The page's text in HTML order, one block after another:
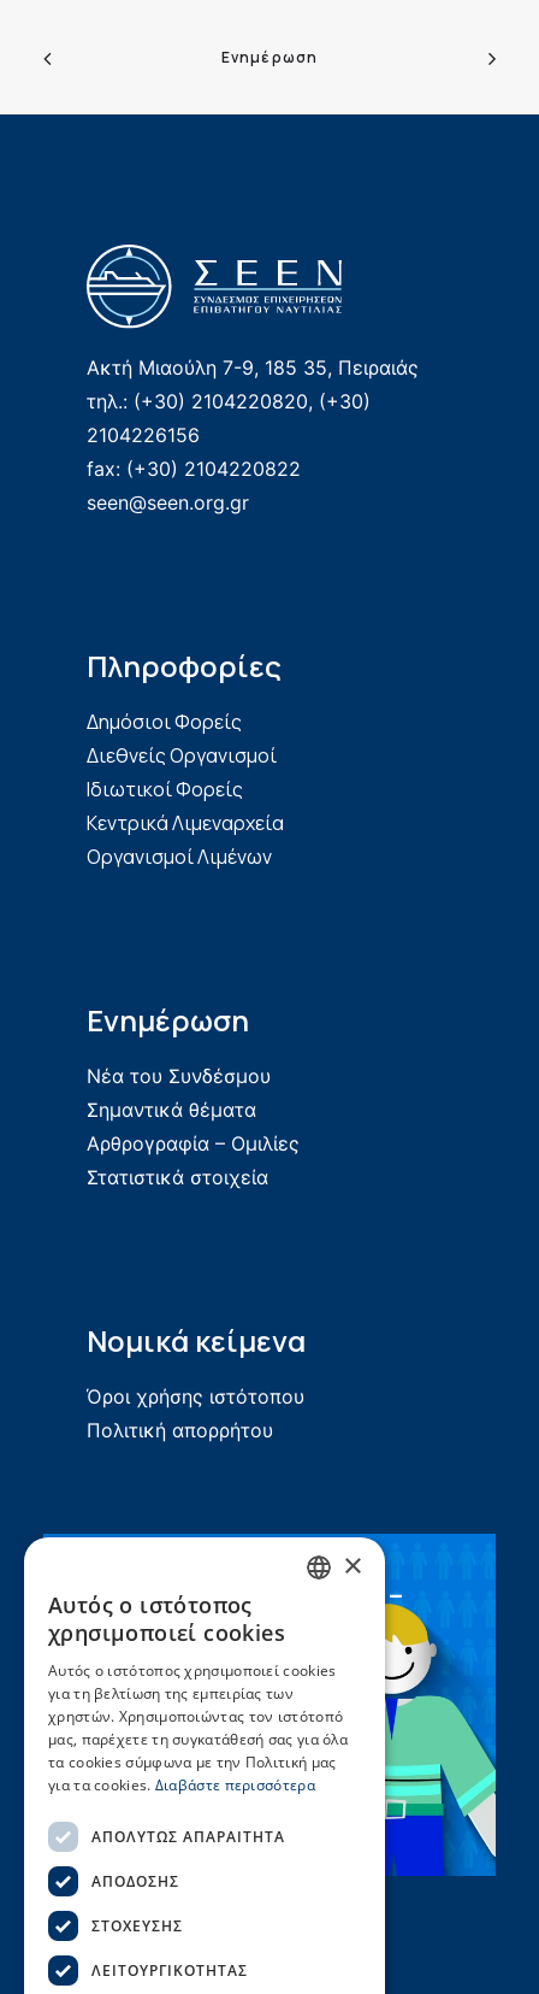
Ενημέρωση
Ακτή Μιαούλη 7-9, 185 35, Πειραιάς
τηλ.: (+30) 2104220820, (+30)
2104226156
fax: (+30) 2104220822
seen@seen.org.gr
Πληροφορίες
Δημόσιοι Φορείς
Διεθνείς Οργανισμοί
Ιδιωτικοί Φορείς
Κεντρικά Λιμεναρχεία
Οργανισμοί Λιμένων
Ενημέρωση
Νέα του Συνδέσμου
Σημαντικά θέματα
Αρθρογραφία – Ομιλίες
Στατιστικά στοιχεία
Νομικά κείμενα
Όροι χρήσης ιστότοπου
Πολιτική απορρήτου
Συνεργασία ΣEEN –
UNICEF
×
Αυτός ο ιστότοπος
χρησιμοποιεί cookies
Αυτός ο ιστότοπος χρησιμοποιεί cookies
για τη βελτίωση της εμπειρίας των
χρηστών. Χρησιμοποιώντας τον ιστότοπό
μας, παρέχετε τη συγκατάθεσή σας για όλα
τα cookies σύμφωνα με την Πολιτική μας
για τα cookies. Διαβάστε περισσότερα
ΑΠΟΛΎΤΩΣ ΑΠΑΡΑΊΤΗΤΑ
ΑΠΌΔΟΣΗΣ
ΣΤΌΧΕΥΣΗΣ
ΛΕΙΤΟΥΡΓΙΚΌΤΗΤΑΣ